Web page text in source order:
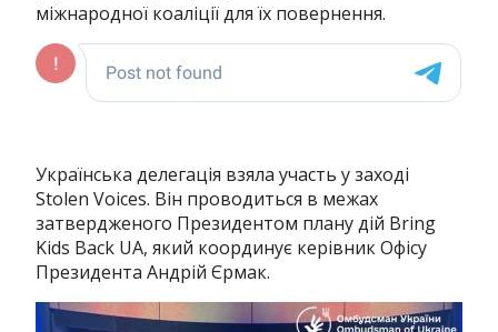
міжнародної коаліції для їх повернення.
Українська делегація взяла участь у заході
Stolen Voices. Він проводиться в межах
затвердженого Президентом плану дій Bring
Kids Back UA, який координує керівник Офісу
Президента Андрій Єрмак.